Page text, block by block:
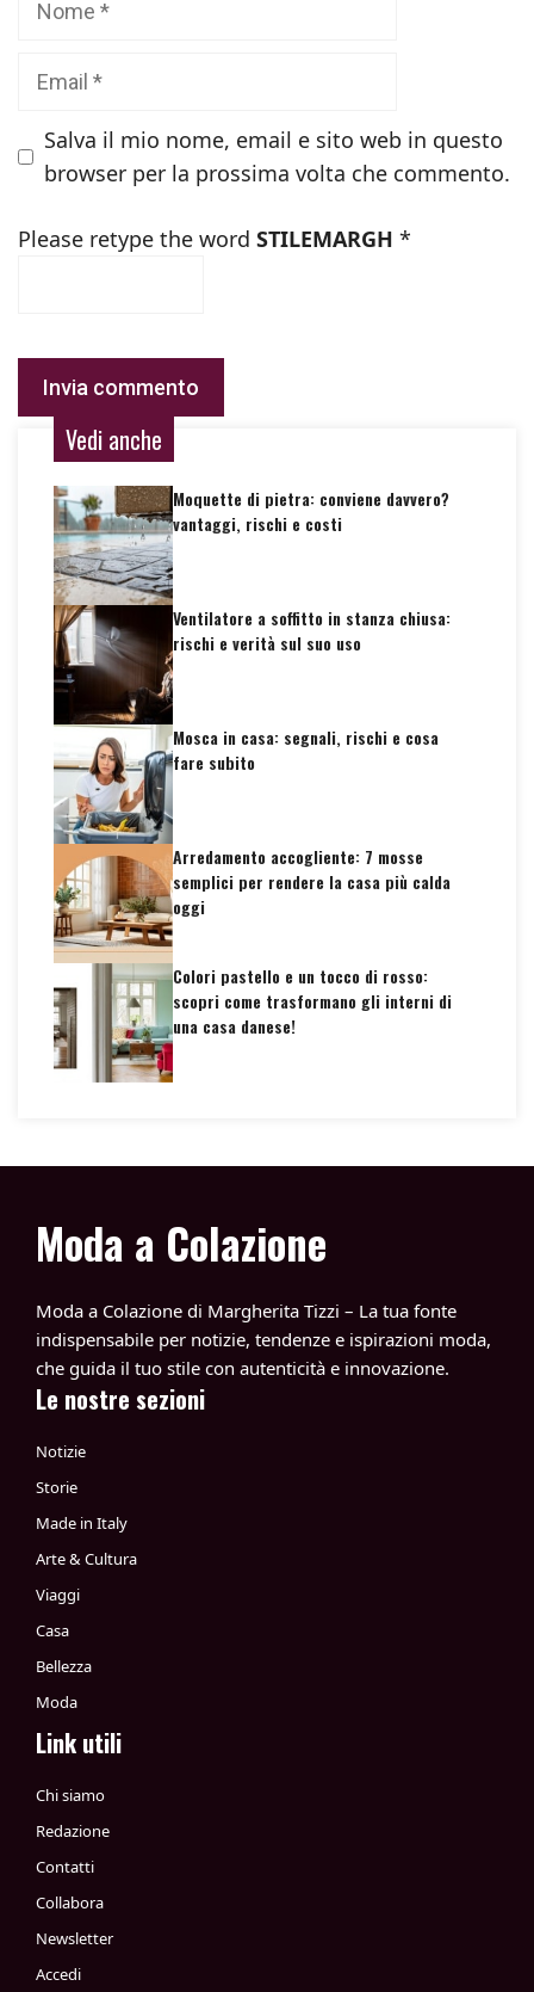
Salva il mio nome, email e sito web in questo
browser per la prossima volta che commento.
Please retype the word STILEMARGH *
Vedi anche
Moquette di pietra: conviene davvero?
vantaggi, rischi e costi
Ventilatore a soffitto in stanza chiusa:
rischi e verità sul suo uso
Mosca in casa: segnali, rischi e cosa
fare subito
Arredamento accogliente: 7 mosse
semplici per rendere la casa più calda
oggi
Colori pastello e un tocco di rosso:
scopri come trasformano gli interni di
una casa danese!
Moda a Colazione
Moda a Colazione di Margherita Tizzi – La tua fonte
indispensabile per notizie, tendenze e ispirazioni moda,
che guida il tuo stile con autenticità e innovazione.
Le nostre sezioni
Notizie
Storie
Made in Italy
Arte & Cultura
Viaggi
Casa
Bellezza
Moda
Link utili
Chi siamo
Redazione
Contatti
Collabora
Newsletter
Accedi